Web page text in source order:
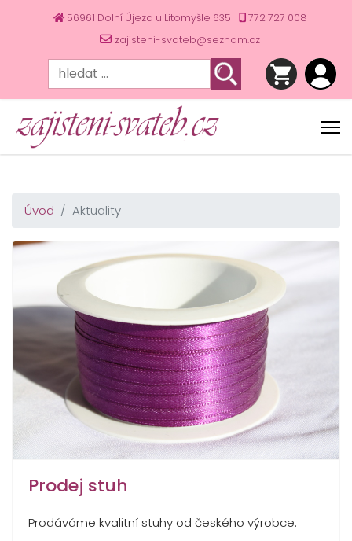
56961 Dolní Újezd u Litomyšle 635
772 727 008
zajisteni-svateb@seznam.cz
Úvod Aktuality
Prodej stuh
Prodáváme kvalitní stuhy od českého výrobce.